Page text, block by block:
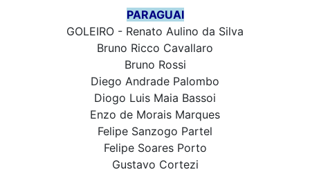
PARAGUAI
GOLEIRO - Renato Aulino da Silva
Bruno Ricco Cavallaro
Bruno Rossi
Diego Andrade Palombo
Diogo Luis Maia Bassoi
Enzo de Morais Marques
Felipe Sanzogo Partel
Felipe Soares Porto
Gustavo Cortezi